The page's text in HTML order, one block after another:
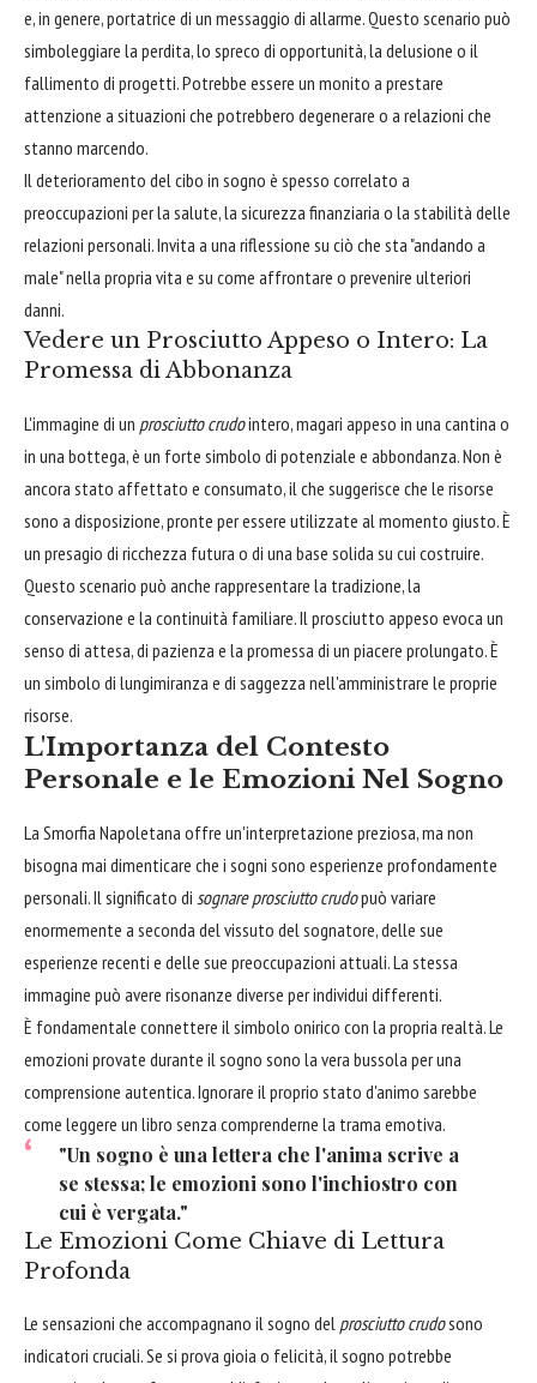
e, in genere, portatrice di un messaggio di allarme. Questo scenario può
simboleggiare la perdita, lo spreco di opportunità, la delusione o il
fallimento di progetti. Potrebbe essere un monito a prestare
attenzione a situazioni che potrebbero degenerare o a relazioni che
stanno marcendo.
Il deterioramento del cibo in sogno è spesso correlato a
preoccupazioni per la salute, la sicurezza finanziaria o la stabilità delle
relazioni personali. Invita a una riflessione su ciò che sta "andando a
male" nella propria vita e su come affrontare o prevenire ulteriori
danni.
Vedere un Prosciutto Appeso o Intero: La
Promessa di Abbonanza
L'immagine di un prosciutto crudointero, magari appeso in una cantina o
in una bottega, è un forte simbolo di potenziale e abbondanza. Non è
ancora stato affettato e consumato, il che suggerisce che le risorse
sono a disposizione, pronte per essere utilizzate al momento giusto. È
un presagio di ricchezza futura o di una base solida su cui costruire.
Questo scenario può anche rappresentare la tradizione, la
conservazione e la continuità familiare. Il prosciutto appeso evoca un
senso di attesa, di pazienza e la promessa di un piacere prolungato. È
un simbolo di lungimiranza e di saggezza nell'amministrare le proprie
risorse.
L'Importanza del Contesto
Personale e le Emozioni Nel Sogno
La Smorfia Napoletana offre un'interpretazione preziosa, ma non
bisogna mai dimenticare che i sogni sono esperienze profondamente
personali. Il significato di sognare prosciutto crudopuò variare
enormemente a seconda del vissuto del sognatore, delle sue
esperienze recenti e delle sue preoccupazioni attuali. La stessa
immagine può avere risonanze diverse per individui differenti.
È fondamentale connettere il simbolo onirico con la propria realtà. Le
emozioni provate durante il sogno sono la vera bussola per una
comprensione autentica. Ignorare il proprio stato d'animo sarebbe
come leggere un libro senza comprenderne la trama emotiva.
"Un sogno è una lettera che l'anima scrive a
se stessa; le emozioni sono l'inchiostro con
cui è vergata."
Le Emozioni Come Chiave di Lettura
Profonda
Le sensazioni che accompagnano il sogno del prosciutto crudosono
indicatori cruciali. Se si prova gioia o felicità, il sogno potrebbe